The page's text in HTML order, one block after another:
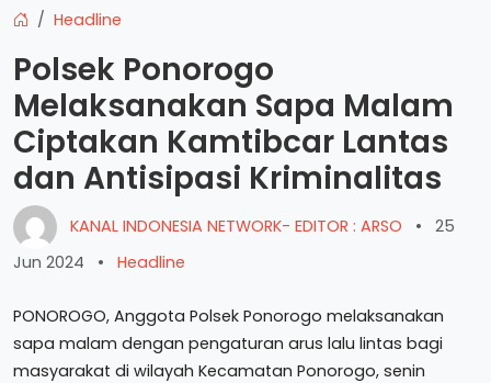
Headline
Polsek Ponorogo
Melaksanakan Sapa Malam
Ciptakan Kamtibcar Lantas
dan Antisipasi Kriminalitas
KANAL INDONESIA NETWORK- EDITOR : ARSO •
25
Jun 2024
• Headline
PONOROGO, Anggota Polsek Ponorogo melaksanakan
sapa malam dengan pengaturan arus lalu lintas bagi
masyarakat di wilayah Kecamatan Ponorogo, senin